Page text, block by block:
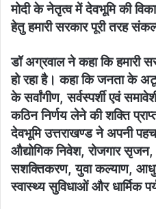
मोदी के नेतृत्व में देवभूमि की
हेतु हमारी सरकार पूरी तरह
डॉ अग्रवाल ने कहा कि हमारी
हो रहा है। कहा कि जनता के
के सर्वांगीण, सर्वस्पर्शी एवं
कठिन निर्णय लेने की शक्ति
देवभूमि उत्तराखण्ड ने अपनी
औद्योगिक निवेश, रोजगार सृजन,
सशक्तिकरण, युवा कल्याण,
स्वास्थ्य सुविधाओं और धार्मिक